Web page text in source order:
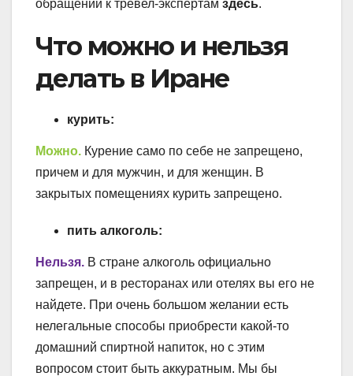
обращении к тревел-экспертам здесь.
Что можно и нельзя
делать в Иране
курить:
Можно. Курение само по себе не запрещено,
причем и для мужчин, и для женщин. В
закрытых помещениях курить запрещено.
пить алкоголь:
Нельзя. В стране алкоголь официально
запрещен, и в ресторанах или отелях вы его не
найдете. При очень большом желании есть
нелегальные способы приобрести какой-то
домашний спиртной напиток, но с этим
вопросом стоит быть аккуратным. Мы бы